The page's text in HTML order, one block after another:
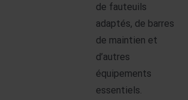
de fauteuils
adaptés, de barres
de maintien et
d’autres
équipements
essentiels.